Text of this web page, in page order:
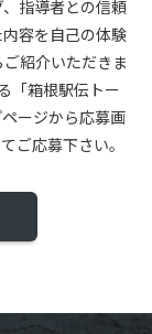
指導者との信頼
容を自己の体験
紹介いただきま
「箱根駅伝トー
ージから応募画
ご応募下さい。